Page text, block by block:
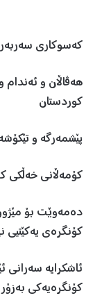
کەسوکاری
هەڤاڵان و ئەندام
کوردستان
پێشمەرگە و
کۆمەڵانی خەڵکی
دەمەوێت بۆ
کۆنگرەی یەکێتیی
ئاشکرایە سەرانی
کۆنگرەیەکی